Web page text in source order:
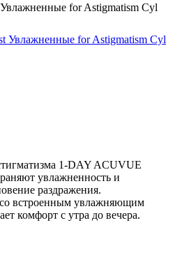
for Astigmatism Cyl
1-DAY ACUVUE
увлажненность и
раздражения.
встроенным увлажняющим
комфорт с утра до вечера.